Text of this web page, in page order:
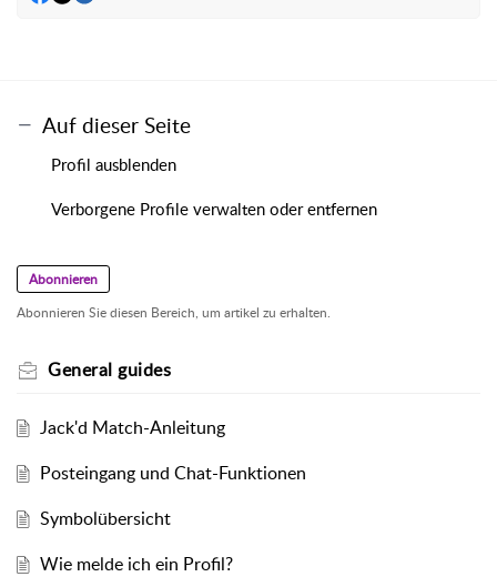
Auf dieser Seite
Profil ausblenden
Verborgene Profile verwalten oder entfernen
Abonnieren
Abonnieren Sie diesen Bereich, um artikel zu erhalten.
General guides
Jack'd Match-Anleitung
Posteingang und Chat-Funktionen
Symbolübersicht
Wie melde ich ein Profil?